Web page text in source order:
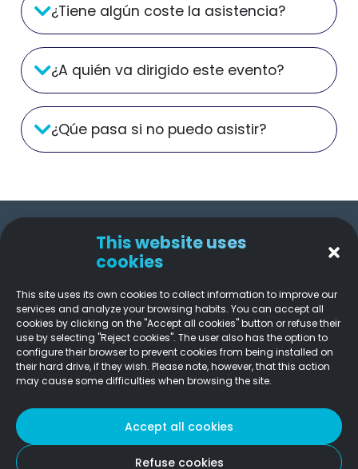
This website uses
cookies​
This site uses its own cookies to collect information to improve our
services and analyze your browsing habits. You can accept all
cookies by clicking on the "Accept all cookies" button or refuse their
use by selecting "Reject cookies". The user also has the option to
configure their browser to prevent cookies from being installed on
their hard drive, if they wish. Please note, however, that this action
may cause some difficulties when browsing the site.
Accept all cookies​
Refuse cookies
¿Tiene algún coste la asistencia?
¿A quién va dirigido este evento?
¿Qúe pasa si no puedo asistir?
Solutions
Software
Quality
Assurance
Data & AI
Infra &
Cyber
Engineering
Methods &
Transformation
Company
Careers
Blog
ISO 9001
ISO 27001
ISO 45001
Legal links
Cookies
Policy
Legal
Notice
Whistleblowing
Copyright 2015 – 2026 Capitole Consulting | Reservados todos